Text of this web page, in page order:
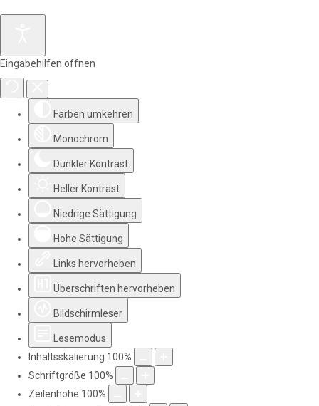
Eingabehilfen öffnen
Farben umkehren
Monochrom
Dunkler Kontrast
Heller Kontrast
Niedrige Sättigung
Hohe Sättigung
Links hervorheben
Überschriften hervorheben
Bildschirmleser
Lesemodus
Inhaltsskalierung 100%
Schriftgröße 100%
Zeilenhöhe 100%